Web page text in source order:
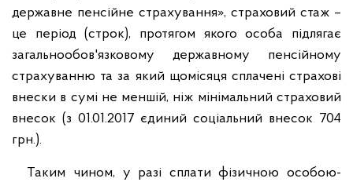
державне пенсійне страхування», страховий стаж –
це період (строк), протягом якого особа підлягає
загальнообов'язковому державному пенсійному
страхуванню та за який щомісяця сплачені страхові
внески в сумі не меншій, ніж мінімальний страховий
внесок (з 01.01.2017 єдиний соціальний внесок 704
грн.).
Таким чином, у разі сплати фізичною особою-